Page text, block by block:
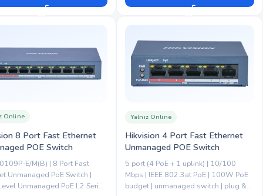
8 Port Fast Ethernet
POE Switch
Online
E/M(B) | 8 Port Fast
Unmanaged PoE Switch |
Unmanaged PoE L2 Series
Hikvision 4 Port Fast Ethernet
Unmanaged POE Switch
Yalnız Online
5 port (4 PoE + 1 uplink) | 10/100
Mbps | IEEE 802.3at PoE | 100W PoE
budget | unmanaged switch | plug &